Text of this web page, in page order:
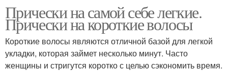
Прически на самой себе легкие.
Прически на короткие волосы
Короткие волосы являются отличной базой для легкой
укладки, которая займет несколько минут. Часто
женщины и стригутся коротко с целью сэкономить время.